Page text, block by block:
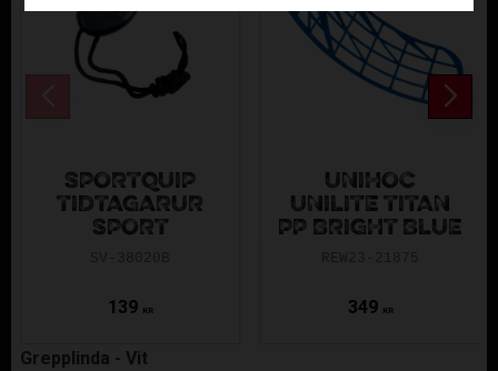
SPORTQUIP
TIDTAGARUR
SPORT
139 KR
UNIHOC
UNILITE TITAN
PP BRIGHT BLUE
349 KR
Grepplinda - Vit